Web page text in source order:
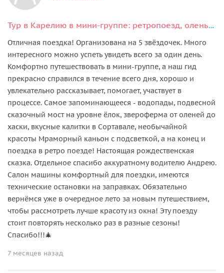
Тур в Карелию в мини-группе: ретропоезд, оленья ферма и Рускеала!
Отличная поездка! Организована на 5 звёздочек. Много
интересного можно успеть увидеть всего за один день.
Комфортно путешествовать в мини-группе, а наш гид
прекрасно справился в течение всего дня, хорошо и
увлекательно рассказывает, помогает, участвует в
процессе. Самое запоминающееся - водопады, подвесной
сказочный мост на уровне ёлок, звероферма от оленей до
хаски, вкусные калитки в Сортавале, необычайной
красоты Мраморный каньон с подсветкой, а на конец и
поездка в ретро поезде! Настоящая рождественская
сказка. Отдельное спасибо аккуратному водителю Андрею.
Салон машины комфортный для поездки, имеются
технические остановки на заправках. Обязательно
вернёмся уже в очередное лето за новым путешествием,
чтобы рассмотреть лучше красоту из окна! Эту поезду
стоит повторять несколько раз в разные сезоны!
Спасибо!!!🎄
7 месяцев назад